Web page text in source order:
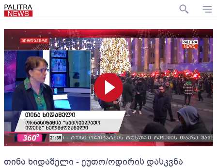
თინა ხიდაშელი - ეუთო/ოდირის დასკვნა